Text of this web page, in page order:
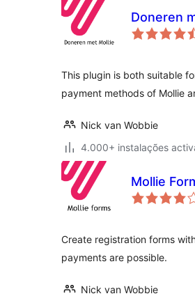
Doneren
This plugin is both suitable
payment methods of Mollie
Nick van Wobbie
4.000+ instalações
Mollie
Create registration forms
payments are possible.
Nick van Wobbie